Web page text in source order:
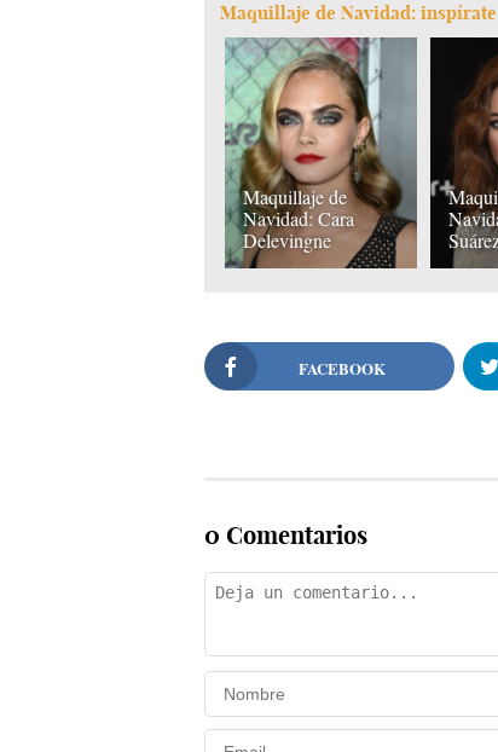
Maquillaje de Navidad:
Maquillaje de
Navidad: Cara
Delevingne
FACEBOOK
0 Comentarios